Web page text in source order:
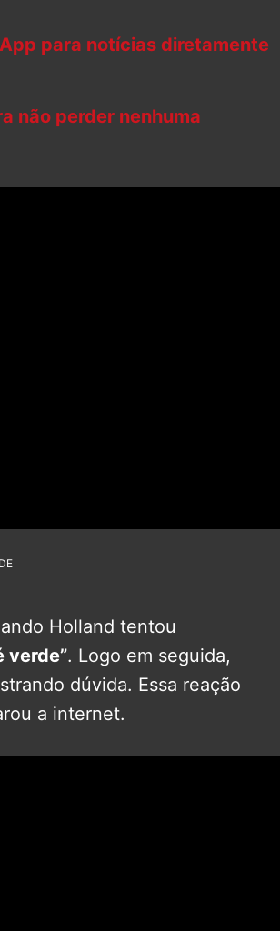
para notícias diretamente
não perder nenhuma
Holland tentou
verde”. Logo em seguida,
dúvida. Essa reação
a internet.